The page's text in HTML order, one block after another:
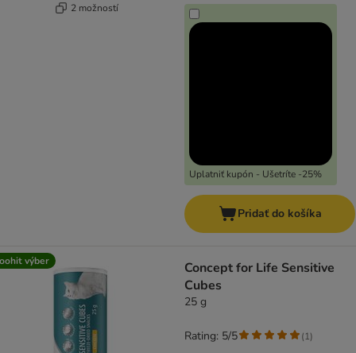
2 možností
Uplatniť kupón - Ušetríte -25%
Pridať do košíka
výber
Concept for Life Sensitive
Cubes
25 g
Rating: 5/5 (1)